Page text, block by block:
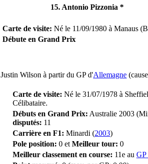
15. Antonio Pizzonia *
Carte de visite: Né le 11/09/1980 à Manaus
Débute en Grand Prix
Justin Wilson à partir du GP d'Allemagne
Carte de visite: Né le 31/07/1978 à
Célibataire.
Débuts en Grand Prix: Australie 2003
disputés: 11
Carrière en F1: Minardi (2003)
Pole position: 0 et Meilleur tour: 0
Meilleur classement en course: 11e au GP